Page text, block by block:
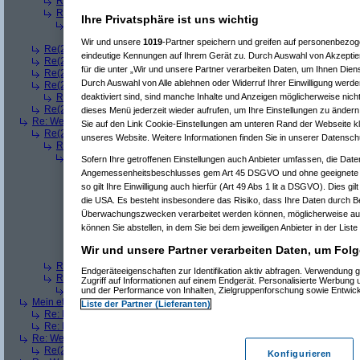
Re(3): Welches ETWAS hab ihr bekommen.. (
Re(4): Welches ETWAS hab ihr bekommen..
Re(5): Welches ETWAS hab ihr bekommen..
monster23
am
Re(2): Welches ETWAS hab ihr bekommen..
female
am 23.12.2008,
Re(2): Welches ETWAS hab ihr bekommen..( User6465am
Re(2): Welches ETWAS hab ihr bekommen..(playazam 23.12.2008,
Re(2): Welches ETWAS hab ihr bekommen..(Ardjanam 23.12.2008,
Re(3): Welches ETWAS hab ihr bekommen..(monster23am
Re(2): Welches ETWAS hab ihr bekommen..(User284am 23.12.2008,
Re: Welches ETWAS hab ihr bekommen..(Diallam 23.12.2008, 09:01:20)
Re(2): Welches ETWAS hab ihr bekommen.. (ddrobescham
Re(3): Welches ETWAS hab ihr bekommen..
Re(4): Welches ETWAS hab ihr bekommen..(Games2Gameam
Re(5): Welches ETWAS hab ihr bekommen..( ddrobescham
Re(6): Welches ETWAS hab ihr bekommen..
(q.e.d.am
Re(5): Welches ETWAS hab ihr bekommen..
am
Re(6): Welches ETWAS hab ihr bekommen.. (Games2Game
Re(7): Welches ETWAS hab ihr bekommen..(q.e.d.am
Re(8): Welches ETWAS hab ihr bekommen..(
Re(5): Welches ETWAS hab ihr bekommen.. (monster23am
Re(3): Welches ETWAS hab ihr bekommen.. (Diall am 23.12.2008,
Re(3): Welches ETWAS hab ihr bekommen..( Madleram 23.12.2008,
Re(4): Welches ETWAS hab ihr bekommen..(Games2Gameam
Mein etwas(Winnie_Pooham 23.12.2008, 09:12:01)
Re: Mein etwas
Re: Mein etwas
Re: Welches ETWAS hab ihr bekommen..
Dimmuam 23.12.2008,
Re(2): Welches ETWAS hab ihr bekommen..
Games2Gameam
Ihre Privatsphäre ist uns wichtig
Wir und unsere 1019-Partner speichern und greifen auf
eindeutige Kennungen auf Ihrem Gerät zu. Durch Auswahl von
für die unter „Wir und unsere Partner verarbeiten Daten, um Ihnen
Durch Auswahl von Alle ablehnen oder Widerruf Ihrer Einwilligung
deaktiviert sind, sind manche Inhalte und Anzeigen möglicherweise
dieses Menü jederzeit wieder aufrufen, um Ihre Einstellungen zu
Sie auf den Link Cookie-Einstellungen am unteren Rand der Webseite
unseres Website. Weitere Informationen finden Sie in unserer
Sofern Ihre getroffenen Einstellungen auch Anbieter umfassen, die
Angemessenheitsbeschlusses gem Art 45 DSGVO und ohne
so gilt Ihre Einwilligung auch hierfür (Art 49 Abs 1 lit a DSGVO). Dies
die USA. Es besteht insbesondere das Risiko, dass Ihre Daten durch
Überwachungszwecken verarbeitet werden können, möglicherweise
können Sie abstellen, in dem Sie bei dem jeweiligen Anbieter in der
Wir und unsere Partner verarbeiten Daten, um
Endgeräteeigenschaften zur Identifikation aktiv abfragen. Verwendung
Zugriff auf Informationen auf einem Endgerät. Personalisierte Werbung
und der Performance von Inhalten, Zielgruppenforschung sowie
Liste der Partner (Lieferanten)
Konfigurieren